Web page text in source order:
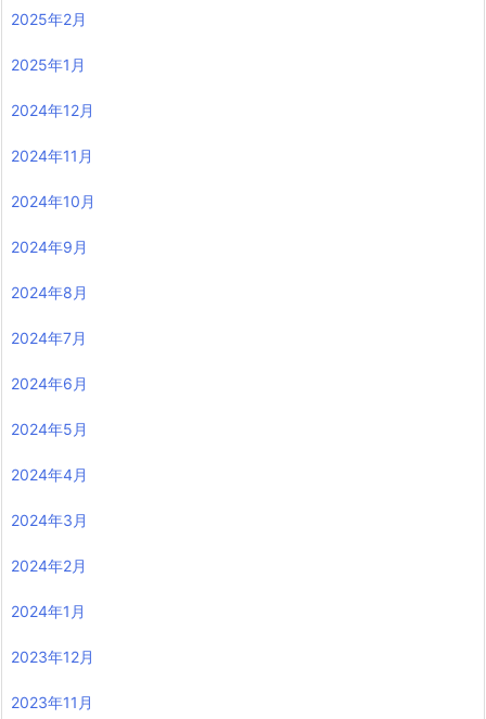
2025年2月
2025年1月
2024年12月
2024年11月
2024年10月
2024年9月
2024年8月
2024年7月
2024年6月
2024年5月
2024年4月
2024年3月
2024年2月
2024年1月
2023年12月
2023年11月